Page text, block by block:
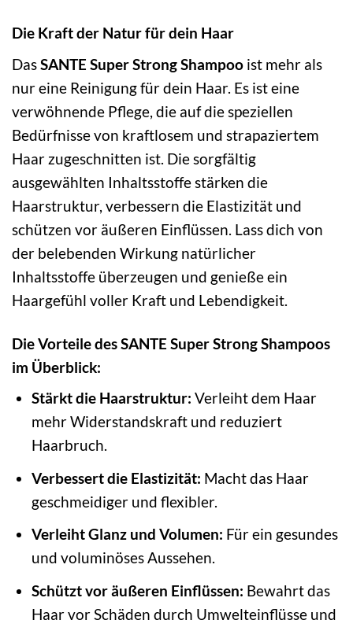
Die Kraft der Natur für dein Haar
DasSANTE Super Strong Shampoo ist mehr als
nur eine Reinigung für dein Haar. Es ist eine
verwöhnende Pflege, die auf die speziellen
Bedürfnisse von kraftlosem und strapaziertem
Haar zugeschnitten ist. Die sorgfältig
ausgewählten Inhaltsstoffe stärken die
Haarstruktur, verbessern die Elastizität und
schützen vor äußeren Einflüssen. Lass dich von
der belebenden Wirkung natürlicher
Inhaltsstoffe überzeugen und genieße ein
Haargefühl voller Kraft und Lebendigkeit.
Die Vorteile des SANTE Super Strong Shampoos
im Überblick:
Stärkt die Haarstruktur: Verleiht dem Haar
mehr Widerstandskraft und reduziert
Haarbruch.
Verbessert die Elastizität: Macht das Haar
geschmeidiger und flexibler.
Verleiht Glanz und Volumen: Für ein gesundes
und voluminöses Aussehen.
Schützt vor äußeren Einflüssen: Bewahrt das
Haar vor Schäden durch Umwelteinflüsse und